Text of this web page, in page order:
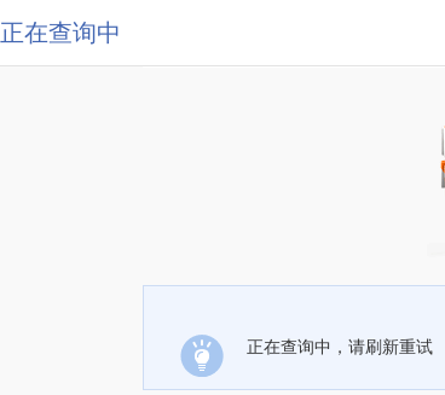
正在查询中
正在查询中，请刷新重试